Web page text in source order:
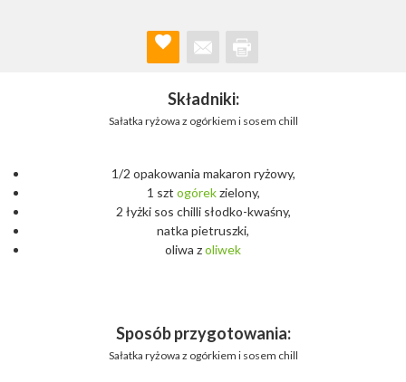
Składniki:
Sałatka ryżowa z ogórkiem i sosem chill
1/2 opakowania makaron ryżowy,
1 szt ogórekzielony,
2 łyżki sos chilli słodko-kwaśny,
natka pietruszki,
oliwa zoliwek
Sposób przygotowania:
Sałatka ryżowa z ogórkiem i sosem chill